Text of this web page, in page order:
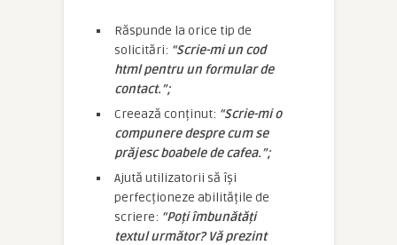
Răspunde la orice tip de
solicitări: “Scrie-mi un cod
html pentru un formular de
contact.”;
Creează conținut: “Scrie-mi o
compunere despre cum se
prăjesc boabele de cafea.”;
Ajută utilizatorii să își
perfecționeze abilitățile de
scriere: “Poți îmbunătăți
textul următor? Vă prezint